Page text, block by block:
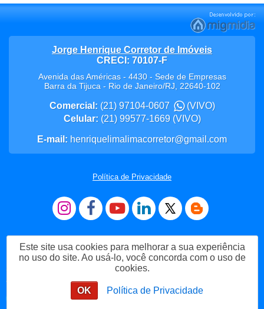
Enviar mensagem
Me Chame no WhatsApp
Jorge Henrique Corretor de Imóveis
CRECI: 70107-F
Avenida das Américas - 4430 - Sede de Empresas
Barra da Tijuca- Rio de Janeiro/RJ, 22640-102
Comercial: (21) 97104-0607
(VIVO)
Celular: (21) 99577-1669(VIVO)
E-mail: henriquelimalimacorretor@gmail.com
Política de Privacidade
Este site usa cookies para melhorar a sua experiência
no uso do site. Ao usá-lo, você concorda com o uso de
cookies.
OK Política de Privacidade